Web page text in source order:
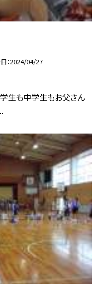
2024/04/27
生も中学生もお父さん